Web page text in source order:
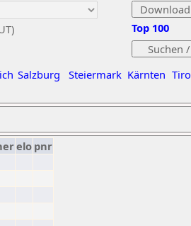
Salzburg Steiermark Kärnten
Top 100
elo pnr